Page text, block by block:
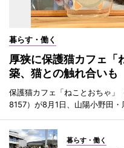
暮らす・働く
厚狭に保護猫カフェ
築、猫との触れ合いも
保護猫カフェ「ねことおちゃ
8157）が8月1日、山陽小野田・
暮らす・働く